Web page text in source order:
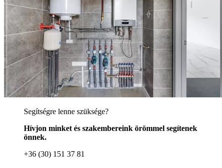
Segítségre lenne szüksége?
Hívjon minket és szakembereink örömmel segítenek
önnek.
+36 (30) 151 37 81